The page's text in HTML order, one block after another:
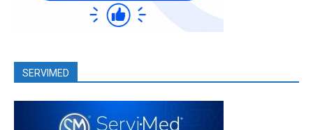
SERVIMED